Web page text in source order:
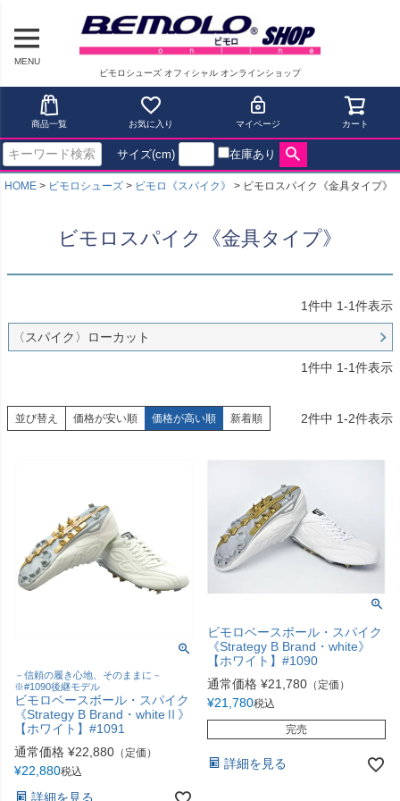
MENU
ビモロシューズ オフィシャル オンラインショップ
商品一覧 お気に入り マイページ カート
サイズ(cm) 在庫あり
HOME ビモロシューズ ビモロ《スパイク》 ビモロスパイク《金具タイプ》
ビモロスパイク《金具タイプ》
1件中 1-1件表示
〈スパイク〉ローカット
1件中 1-1件表示
並び替え 価格が安い順 価格が高い順 新着順 2件中 1-2件表示
－信頼の履き心地、そのままに－
※#1090後継モデル
ビモロベースボール・スパイク
《Strategy B Brand・whiteⅡ》
【ホワイト】#1091
通常価格 ¥22,880 （定価）
¥22,880税込
詳細を見る
ビモロベースボール・スパイク
《Strategy B Brand・white》
【ホワイト】#1090
通常価格 ¥21,780 （定価）
¥21,780税込
完売
詳細を見る